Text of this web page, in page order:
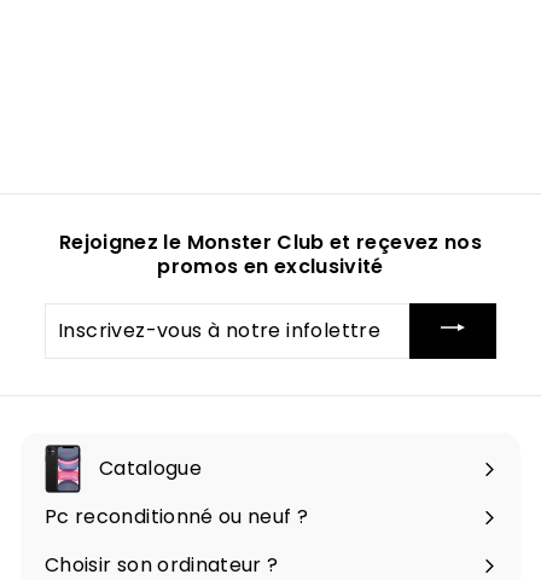
Rejoignez le Monster Club et reçevez nos
promos en exclusivité
vous
à
Catalogue
Ouvrir
le
menu
Pc reconditionné ou neuf ?
Choisir son ordinateur ?